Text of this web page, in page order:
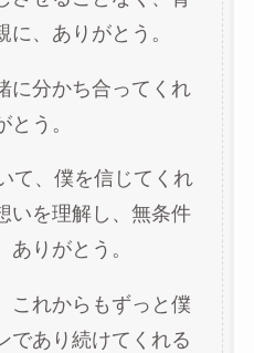
、ありがとう。
に分かち合ってくれ
う。
て、僕を信じてくれ
いを理解し、無条件
りがとう。
これからもずっと僕
であり続けてくれる